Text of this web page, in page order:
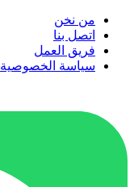
من نخن
اتصل بنا
فريق العمل
سياسة الخصوصية